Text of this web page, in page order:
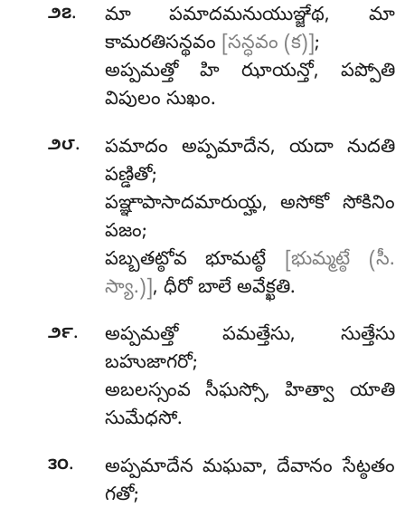
౨౭.
మా పమాదమనుయుఞ్జేథ, మా
కామరతిసన్థవం [సన్ధవం (క)] ;
అప్పమత్తో హి ఝాయన్తో, పప్పోతి
విపులం సుఖం.
౨౮.
పమాదం అప్పమాదేన, యదా నుదతి
పణ్డితో;
పఞ్ఞాపాసాదమారుయ్హ, అసోకో సోకినిం
పజం;
పబ్బతట్ఠోవ భూమట్ఠే
[భుమ్మట్ఠే (సీ.
స్యా.)], ధీరో బాలే అవేక్ఖతి.
౨౯. అప్పమత్తోపమత్తేసు, సుత్తేసు
బహుజాగరో;
అబలస్సంవసీఘస్సో, హిత్వా యాతి
సుమేధసో.
౩౦.
అప్పమాదేన మఘవా, దేవానం సేట్ఠతం
గతో;